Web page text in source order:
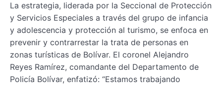
La estrategia, liderada por la Seccional de Protección
y Servicios Especiales a través del grupo de infancia
y adolescencia y protección al turismo, se enfoca en
prevenir y contrarrestar la trata de personas en
zonas turísticas de Bolívar. El coronel Alejandro
Reyes Ramírez, comandante del Departamento de
Policía Bolívar, enfatizó: “Estamos trabajando